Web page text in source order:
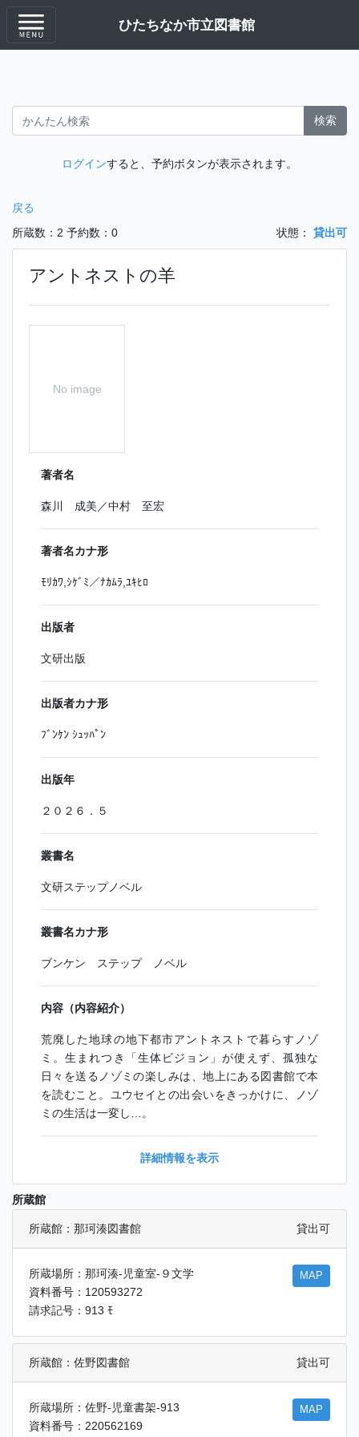
ひたちなか市立図書館
検索
ログインすると、予約ボタンが表示されます。
戻る
所蔵数：2 予約数：0 状態： 貸出可
アントネストの羊
No image
著者名
森川 成美／中村 至宏
著者名カナ形
ﾓﾘｶﾜ,ｼｹﾞﾐ／ﾅｶﾑﾗ,ﾕｷﾋﾛ
出版者
文研出版
出版者カナ形
ﾌﾞﾝｹﾝ ｼｭｯﾊﾟﾝ
出版年
２０２６．５
叢書名
文研ステップノベル
叢書名カナ形
ブンケン ステップ ノベル
内容（内容紹介）
荒廃した地球の地下都市アントネストで暮らすノゾ
ミ。生まれつき「生体ビジョン」が使えず、孤独な
日々を送るノゾミの楽しみは、地上にある図書館で本
を読むこと。ユウセイとの出会いをきっかけに、ノゾ
ミの生活は一変し…。
詳細情報を表示
所蔵館
所蔵館：那珂湊図書館 貸出可
所蔵場所：那珂湊-児童室-９文学
資料番号：120593272
請求記号：913 ﾓ
MAP
所蔵館：佐野図書館 貸出可
所蔵場所：佐野-児童書架-913
資料番号：220562169
MAP